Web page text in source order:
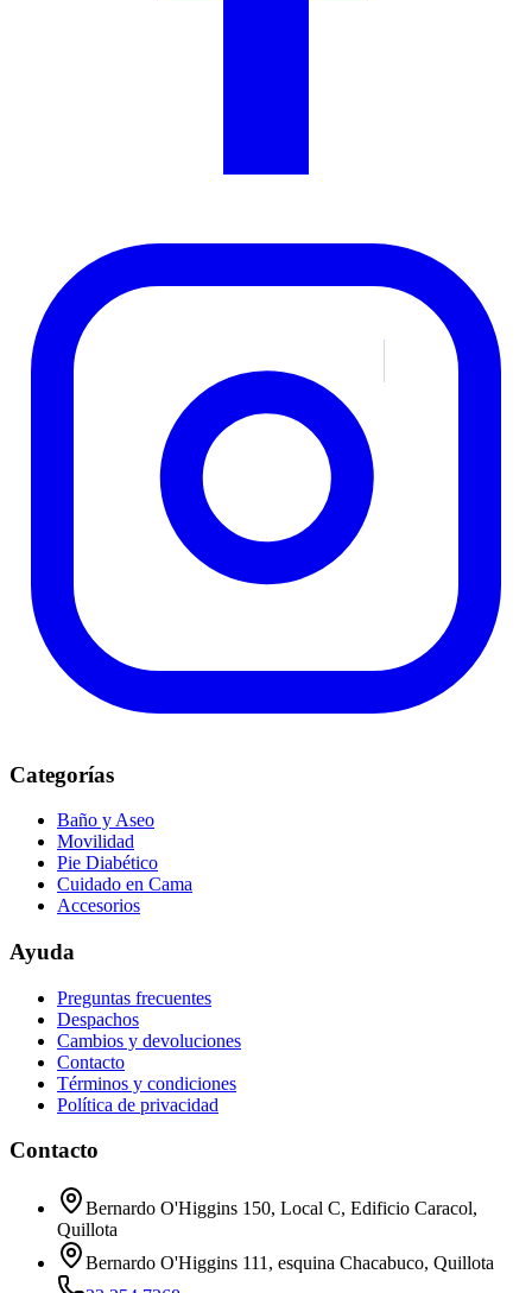
Categorías
Baño y Aseo
Movilidad
Pie Diabético
Cuidado en Cama
Accesorios
Ayuda
Preguntas frecuentes
Despachos
Cambios y devoluciones
Contacto
Términos y condiciones
Política de privacidad
Contacto
Bernardo O'Higgins 150, Local C, Edificio Caracol,
Quillota
Bernardo O'Higgins 111, esquina Chacabuco, Quillota